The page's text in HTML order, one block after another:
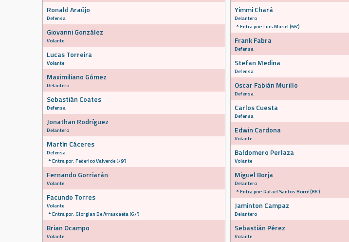
Ronald Araújo
Defensa
Giovanni González
Volante
Lucas Torreira
Volante
Maximiliano Gómez
Delantero
Sebastián Coates
Defensa
Jonathan Rodríguez
Delantero
Martín Cáceres
Defensa
Entra por: Federico Valverde (79')
Fernando Gorriarán
Volante
Facundo Torres
Volante
Entra por: Giorgian De Arrascaeta (67')
Brian Ocampo
Volante
Yimmi Chará
Delantero
Entra por: Luis Muriel (66')
Frank Fabra
Defensa
Stefan Medina
Defensa
Oscar Fabián Murillo
Defensa
Carlos Cuesta
Defensa
Edwin Cardona
Volante
Baldomero Perlaza
Volante
Miguel Borja
Delantero
Entra por: Rafael Santos Borré (86')
Jaminton Campaz
Delantero
Sebastián Pérez
Volante